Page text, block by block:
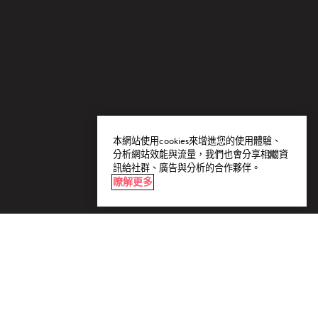
本網站使用cookies來增進您的使用體驗、
分析網站效能與流量，我們也會分享相關資
訊給社群、廣告與分析的合作夥伴。
瞭解更多